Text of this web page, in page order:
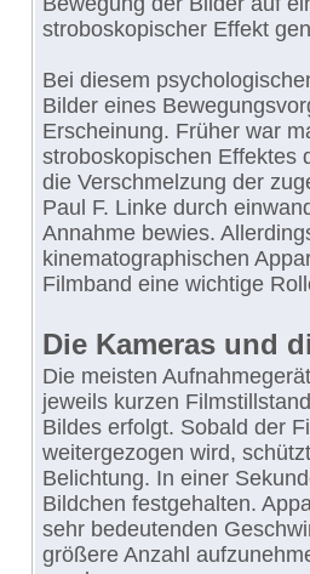
stroboskopischer Effekt
Bei diesem
Bilder eines
Erscheinung. Früher war
stroboskopischen Effektes
die Verschmelzung der
Paul F. Linke durch
Annahme bewies.
kinematographischen
Filmband eine wichtige
Die Kameras und
Die meisten
jeweils kurzen
Bildes erfolgt. Sobald der
weitergezogen wird,
Belichtung. In einer
Bildchen festgehalten.
sehr bedeutenden
größere Anzahl